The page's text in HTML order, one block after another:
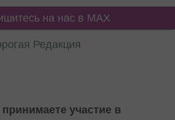
на нас в MAX
Редакция
участие в